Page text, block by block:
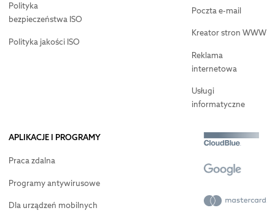
Polityka
bezpieczeństwa ISO
Polityka jakości ISO
Poczta e-mail
Kreator stron WWW
Reklama
internetowa
Usługi
informatyczne
APLIKACJE I PROGRAMY
Praca zdalna
Programy antywirusowe
Dla urządzeń mobilnych